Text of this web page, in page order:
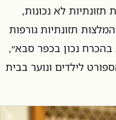
לא נכונות,
תזונתיות גורפות
בהכרח נכון בכפר סבא״,
לילדים ונוער בבית